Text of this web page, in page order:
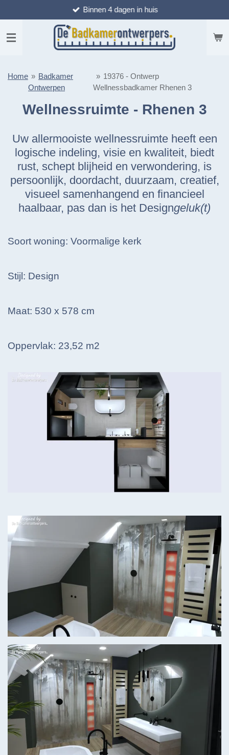
direct
naar
de
Binnen 4 dagen in huis
Home » Badkamer
Ontwerpen
» 19376 - Ontwerp
Wellnessbadkamer Rhenen 3
Wellnessruimte - Rhenen 3
Uw allermooiste wellnessruimte heeft een
logische indeling, visie en kwaliteit, biedt
rust, schept blijheid en verwondering, is
persoonlijk, doordacht, duurzaam, creatief,
visueel samenhangend en financieel
haalbaar, pas dan is het Designgeluk(t)
Soort woning: Voormalige kerk
Stijl: Design
Maat: 530 x 578 cm
Oppervlak: 23,52 m2